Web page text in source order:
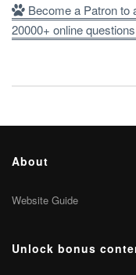
Become a Patron to
20000+ online
About
Website Guide
Unlock bonus